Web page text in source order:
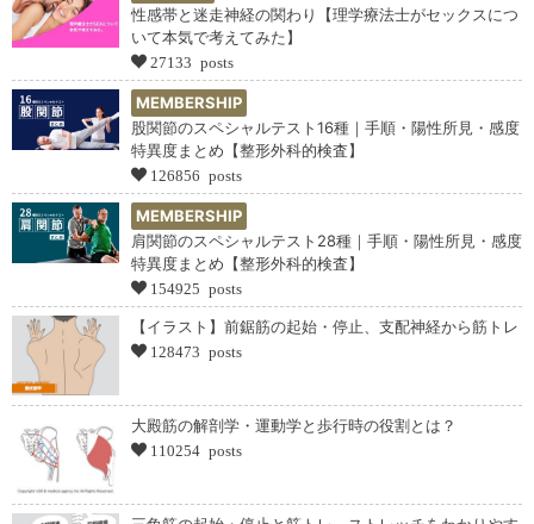
性感帯と迷走神経の関わり【理学療法士がセックスにつ
いて本気で考えてみた】
27133 posts
MEMBERSHIP
股関節のスペシャルテスト16種｜手順・陽性所見・感度
特異度まとめ【整形外科的検査】
126856 posts
MEMBERSHIP
肩関節のスペシャルテスト28種｜手順・陽性所見・感度
特異度まとめ【整形外科的検査】
154925 posts
【イラスト】前鋸筋の起始・停止、支配神経から筋トレ
128473 posts
大殿筋の解剖学・運動学と歩行時の役割とは？
110254 posts